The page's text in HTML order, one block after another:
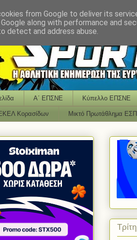
Α΄ ΕΠΣΝΕ Κύπελλο ΕΠΣΝΕ
Κορασίδων Μικτό Πρωτάθλημα
from Google to deliver its
along with performance and
detect and address abuse.